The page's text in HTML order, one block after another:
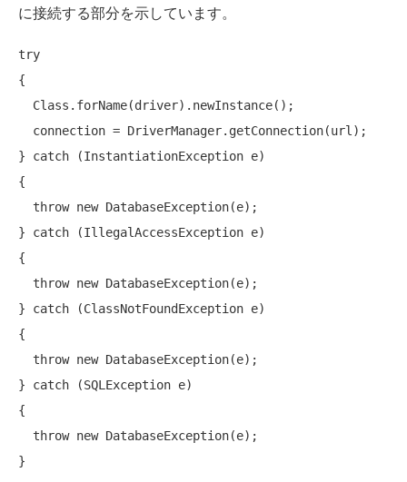
に接続する部分を示しています。
try
{
} catch (InstantiationException e)
{
throw new DatabaseException(e);
} catch (IllegalAccessException e)
{
throw new DatabaseException(e);
} catch (ClassNotFoundException e)
{
throw new DatabaseException(e);
} catch (SQLException e)
{
throw new DatabaseException(e);